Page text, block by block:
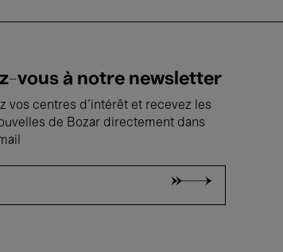
vous à notre newsletter
vos centres d'intérêt et recevez les
de Bozar directement dans